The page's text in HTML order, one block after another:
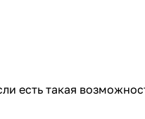
есть такая